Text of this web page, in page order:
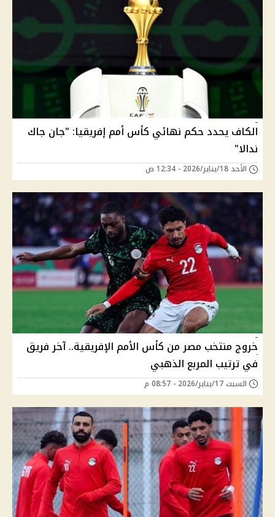
الكاف يحدد حكم نهائي كأس أمم إفريقيا: "جان جاك
ندالا"
الأحد 18/يناير/2026 - 12:34 ص
خروج منتخب مصر من كأس الأمم الإفريقية.. آخر فريق
في ترتيب المربع الذهبي
السبت 17/يناير/2026 - 08:57 م